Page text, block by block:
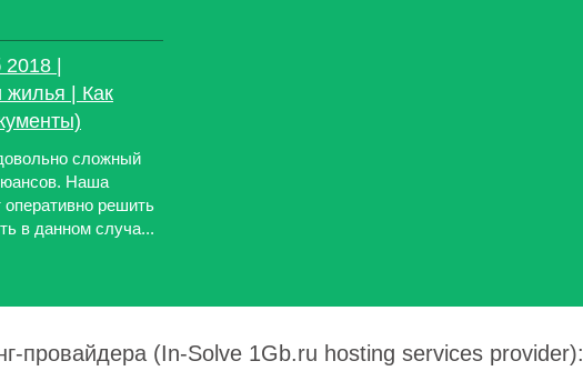
|
жилья | Как
сложный
Наша
решить
в данном случа...
провайдера (In-Solve 1Gb.ru hosting services provider):